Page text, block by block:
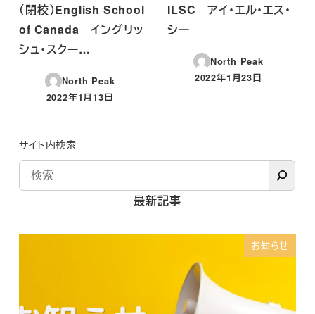
（閉校）English School
of Canada イングリッ
シュ・スクー…
North Peak
投稿日
2022年1月13日
ILSC アイ・エル・エス・
シー
North Peak
投稿日
2022年1月23日
サイト内検索
最新記事
お知らせ